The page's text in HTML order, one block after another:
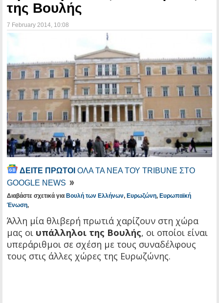
της Βουλής
7 February 2014 , 10:08
ΔΕΙΤΕ ΠΡΩΤΟΙ ΟΛΑ ΤΑ ΝΕΑ ΤΟΥ TRIBUNE ΣΤΟ
GOOGLE NEWS
Διαβάστε σχετικά για Βουλή των Ελλήνων, Ευρωζώνη, Ευρωπαϊκή
Ένωση,
Άλλη μία θλιβερή πρωτιά χαρίζουν στη χώρα
μας οι υπάλληλοι της Βουλής, οι οποίοι είναι
υπεράριθμοι σε σχέση με τους συναδέλφους
τους στις άλλες χώρες της Ευρωζώνης.